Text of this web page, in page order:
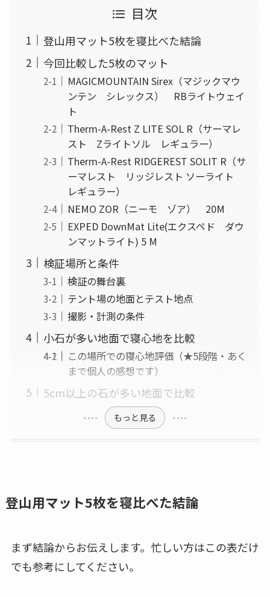
目次
登山用マット5枚を寝比べた結論
今回比較した5枚のマット
MAGICMOUNTAIN Sirex（マジックマウ
ンテン シレックス） RBライトウェイ
ト
Therm-A-Rest Z LITE SOL R（サーマレ
スト Zライトソル レギュラー）
Therm-A-Rest RIDGEREST SOLIT R（サ
ーマレスト リッジレスト ソーライト
レギュラー）
NEMO ZOR（ニーモ ゾア） 20M
EXPED DownMat Lite(エクスペド ダウ
ンマットライト) 5 M
検証場所と条件
検証の舞台裏
テント場の地面とテスト地点
撮影・計測の条件
小石が多い地面で寝心地を比較
この場所での寝心地評価（★5段階・あく
まで個人の感想です）
5cm以上の石が多い地面で比較
もっと見る
登山用マット5枚を寝比べた結論
まず結論からお伝えします。忙しい方はこの表だけ
でも参考にしてください。